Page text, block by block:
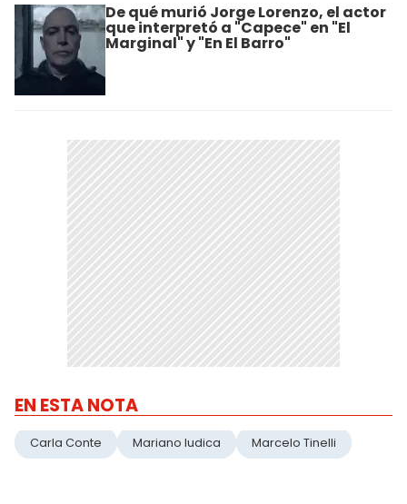
De qué murió Jorge Lorenzo, el actor
que interpretó a "Capece" en "El
Marginal" y "En El Barro"
EN ESTA NOTA
Carla Conte Mariano Iudica Marcelo Tinelli